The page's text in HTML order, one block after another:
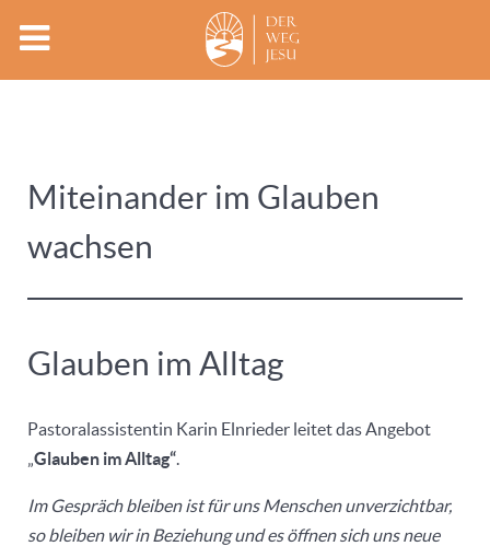
Miteinander im Glauben
wachsen
Glauben im Alltag
Pastoralassistentin Karin Elnrieder leitet das Angebot
„Glauben im Alltag“.
Im Gespräch bleiben ist für uns Menschen unverzichtbar,
so bleiben wir in Beziehung und es öffnen sich uns neue